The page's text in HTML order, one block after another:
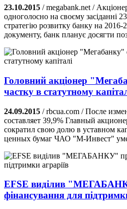
23.10.2015 / megabank.net /
одноголосно на своєму засіданні
стратегію розвитку банку на
документу, банк планує досягти
Головний акціонер
частку в статутному
24.09.2015 / rbcua.com / После
составляет 39,9% Главный
сократил свою долю в уставном
ценных бумаг ЧАО "М-Инвест"
EFSE виділив
фінансування для